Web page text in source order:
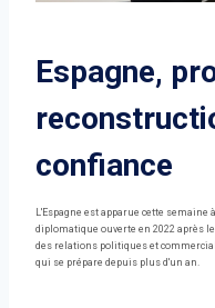
Espagne,
confiance
L'Espagne est apparue cette semaine
diplomatique ouverte en 2022 après
des relations politiques et
qui se prépare depuis plus d'un an.